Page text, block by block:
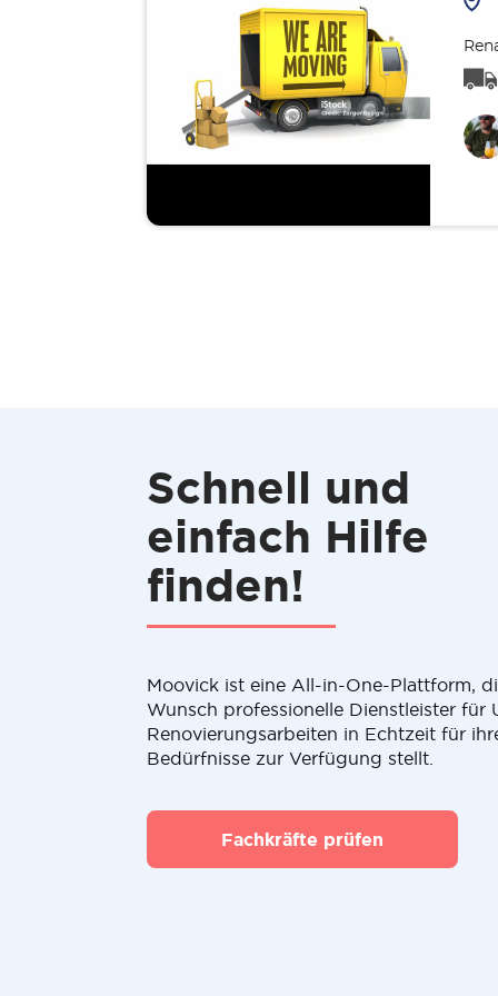
Schnell und
einfach Hilfe
finden!
Moovick ist eine All-in-One-Plattform,
Wunsch professionelle Dienstleister für
Renovierungsarbeiten in Echtzeit für
Bedürfnisse zur Verfügung stellt.
Fachkräfte prüfen